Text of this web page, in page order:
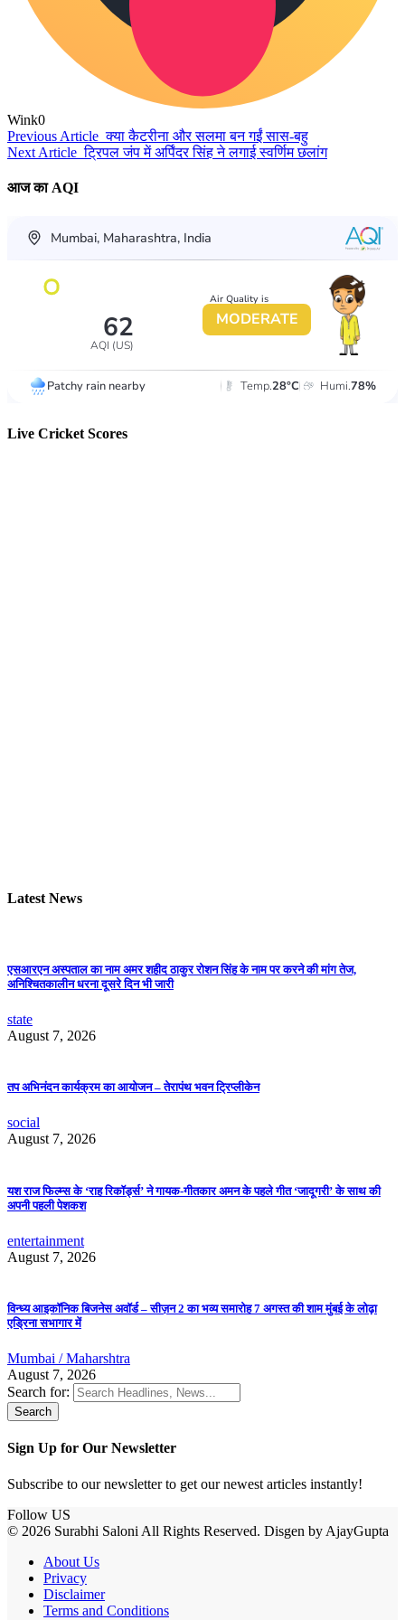
Wink0
Previous Article क्या कैटरीना और सलमा बन गईं सास-बहु
Next Article ट्रिपल जंप में अर्पिंदर सिंह ने लगाई स्वर्णिम छलां​ग
आज का AQI
Live Cricket Scores
Latest News
एसआरएन अस्पताल का नाम अमर शहीद ठाकुर रोशन सिंह के नाम पर करने की मांग तेज,
अनिश्चितकालीन धरना दूसरे दिन भी जारी
state
August 7, 2026
तप अभिनंदन कार्यक्रम का आयोजन – तेरापंथ भवन ट्रिप्लीकेन
social
August 7, 2026
यश राज फिल्म्स के ‘राह रिकॉर्ड्स’ ने गायक-गीतकार अमन के पहले गीत ‘जादूगरी’ के साथ की
अपनी पहली पेशकश
entertainment
August 7, 2026
विन्ध्य आइकॉनिक बिजनेस अवॉर्ड – सीज़न 2 का भव्य समारोह 7 अगस्त की शाम मुंबई के लोढ़ा
एड्रिना सभागार में
Mumbai / Maharshtra
August 7, 2026
Search for:
Sign Up for Our Newsletter
Subscribe to our newsletter to get our newest articles instantly!
Follow US
© 2026 Surabhi Saloni All Rights Reserved. Disgen by AjayGupta
About Us
Privacy
Disclaimer
Terms and Conditions